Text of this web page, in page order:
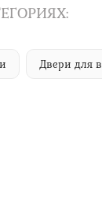
Двери для